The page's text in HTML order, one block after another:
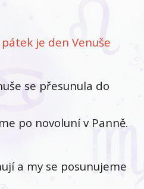
pátek je den Venuše
se přesunula do
po novoluní v Panně.
a my se posunujeme